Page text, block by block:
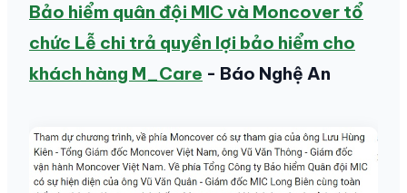
Bảo hiểm quân đội MIC và Moncover tổ
chức Lễ chi trả quyền lợi bảo hiểm cho
khách hàng M_Care - Báo Nghệ An